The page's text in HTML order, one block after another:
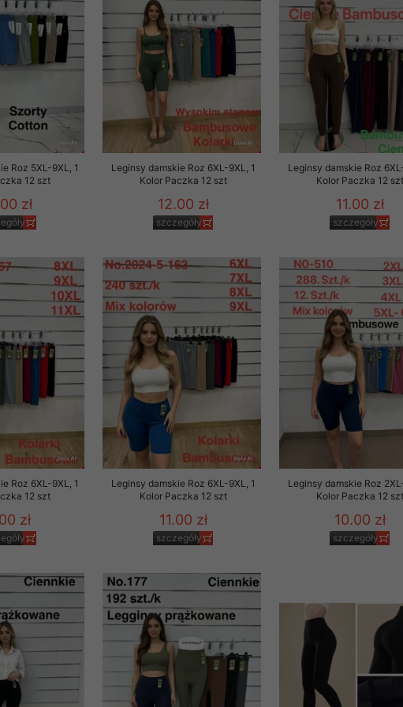
Roz 5XL-9XL, 1
12 szt
zł
Leginsy damskie Roz 6XL-9XL, 1
Kolor Paczka 12 szt
12.00 zł
szczegóły
Leginsy damskie Roz
Kolor Paczka 12 szt
11.00 zł
szczegóły
Roz 6XL-9XL, 1
12 szt
zł
Leginsy damskie Roz 6XL-9XL, 1
Kolor Paczka 12 szt
11.00 zł
szczegóły
Leginsy damskie Roz
Kolor Paczka 12 szt
10.00 zł
szczegóły
na to zgodę. Dotyczy to w
wskazanego przez nas linka
rabatach i nowościach w
w szczególności danych